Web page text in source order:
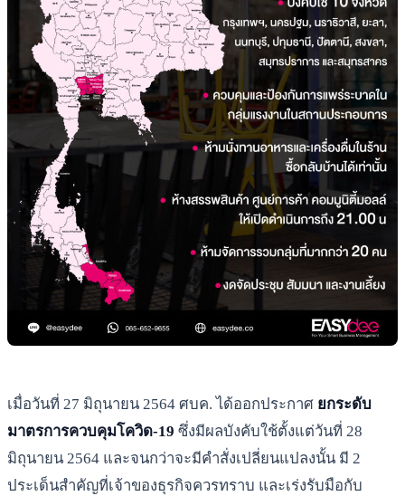
เมื่อวันที่ 27 มิถุนายน 2564 ศบค. ได้ออกประกาศ ยกระดับ
มาตรการควบคุมโควิด-19 ซึ่งมีผลบังคับใช้ตั้งแต่วันที่ 28
มิถุนายน 2564 และจนกว่าจะมีคำสั่งเปลี่ยนแปลงนั้น มี 2
ประเด็นสำคัญที่เจ้าของธุรกิจควรทราบ และเร่งรับมือกับ